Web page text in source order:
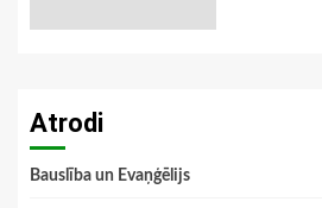
Atrodi
Bauslība un Evaņģēlijs